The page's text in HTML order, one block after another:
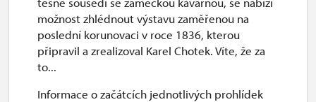
možnost zhlédnout výstavu zaměřenou na
poslední korunovaci v roce 1836, kterou
připravil a zrealizoval Karel Chotek. Víte, že za
to...
Informace o začátcích jednotlivých prohlídek